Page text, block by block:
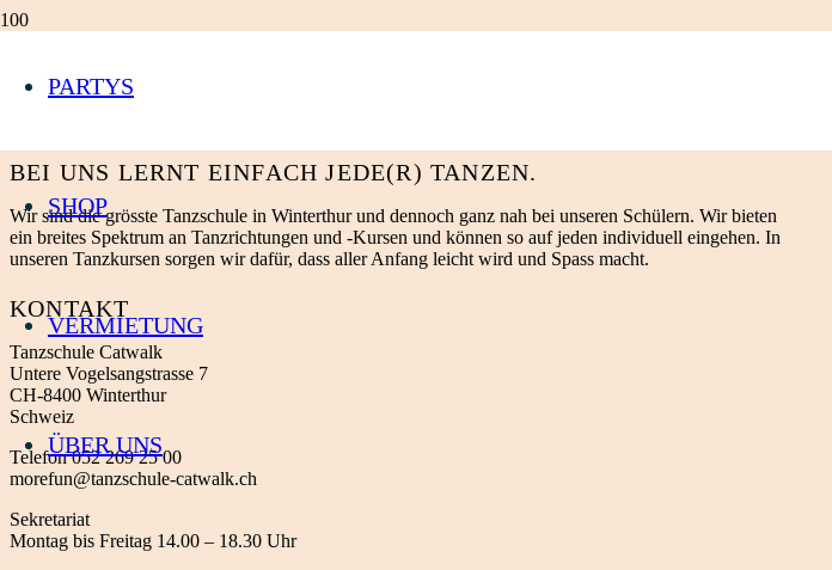
PARTYS
SHOP
VERMIETUNG
ÜBER UNS
Unterrichtet seit: 2012
BEI UNS LERNT EINFACH JEDE(R) TANZEN.
Wir sind die grösste Tanzschule in Winterthur und dennoch ganz nah bei unseren Schülern. Wir bieten
ein breites ­Spektrum an Tanzrichtungen und -Kursen und können so auf jeden individuell ­eingehen. In
unseren Tanzkursen sorgen wir dafür, dass aller Anfang leicht wird und Spass macht.
KONTAKT
Tanzschule Catwalk
Untere Vogelsangstrasse 7
CH-8400 Winterthur
Schweiz
Telefon 052 269 25 00
morefun@tanzschule-catwalk.ch
Sekretariat
Montag bis Freitag 14.00 – 18.30 Uhr